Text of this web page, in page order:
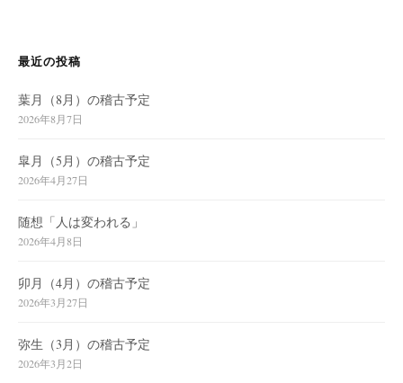
最近の投稿
葉月（8月）の稽古予定
2026年8月7日
皐月（5月）の稽古予定
2026年4月27日
随想「人は変われる」
2026年4月8日
卯月（4月）の稽古予定
2026年3月27日
弥生（3月）の稽古予定
2026年3月2日